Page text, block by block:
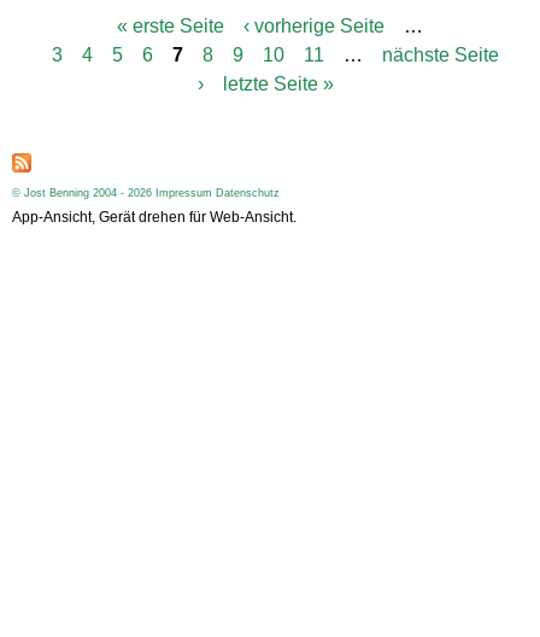
« erste Seite ‹ vorherige Seite
…
3
4 5 6 7 8 9 10 11 …
nächste Seite
›
letzte Seite »
© Jost Benning 2004 - 2026 Impressum Datenschutz
App-Ansicht, Gerät drehen für Web-Ansicht.